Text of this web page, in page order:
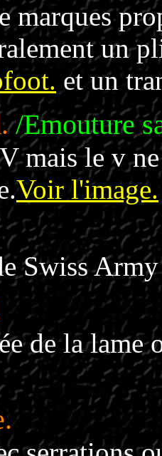
marques
un
et un
/Emouture
mais le v
Voir l'image.
Swiss
de la lame